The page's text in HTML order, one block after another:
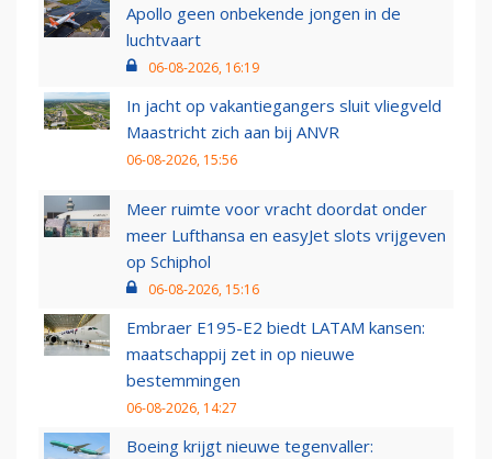
Apollo geen onbekende jongen in de
luchtvaart
06-08-2026, 16:19
In jacht op vakantiegangers sluit vliegveld
Maastricht zich aan bij ANVR
06-08-2026, 15:56
Meer ruimte voor vracht doordat onder
meer Lufthansa en easyJet slots vrijgeven
op Schiphol
06-08-2026, 15:16
Embraer E195-E2 biedt LATAM kansen:
maatschappij zet in op nieuwe
bestemmingen
06-08-2026, 14:27
Boeing krijgt nieuwe tegenvaller: